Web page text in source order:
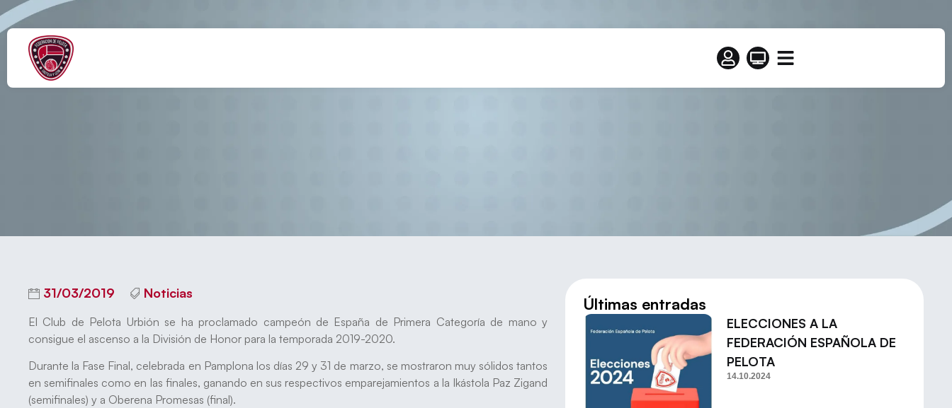
El Club Pelota Urbión campeón de España de Primera Categoría
31/03/2019 Noticias
El Club de Pelota Urbión se ha proclamado campeón de España de Primera Categoría de mano y
consigue el ascenso a la División de Honor para la temporada 2019-2020.
Durante la Fase Final, celebrada en Pamplona los días 29 y 31 de marzo, se mostraron muy sólidos tantos
en semifinales como en las finales, ganando en sus respectivos emparejamientos a la Ikástola Paz Zigand
(semifinales) y a Oberena Promesas (final).
Últimas entradas
ELECCIONES A LA
FEDERACIÓN ESPAÑOLA DE
PELOTA
14.10.2024